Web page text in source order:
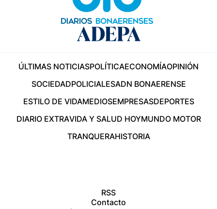
ÚLTIMAS NOTICIASPOLÍTICAECONOMÍAOPINIÓN
SOCIEDADPOLICIALESADN BONAERENSE
ESTILO DE VIDAMEDIOSEMPRESASDEPORTES
DIARIO EXTRAVIDA Y SALUD HOYMUNDO MOTOR
TRANQUERAHISTORIA
RSS
Contacto